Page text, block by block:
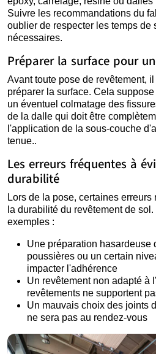
Suivre les recommandations du
oublier de respecter les temps de
nécessaires.
Préparer la surface pour
Avant toute pose de revêtement,
préparer la surface. Cela
un éventuel colmatage des
de la dalle qui doit être
l'application de la sous-couche
tenue..
Les erreurs fréquentes à
durabilité
Lors de la pose, certaines
la durabilité du revêtement de
exemples :
Une préparation hasardeuse
poussières ou un certain
impacter l'adhérence
Un revêtement non adapté à
revêtements ne supportent
Un mauvais choix des joints
ne sera pas au rendez-vous